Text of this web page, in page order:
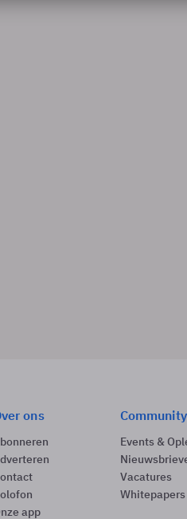
ons
app
Community
Events &
Vacatures
Whitepapers